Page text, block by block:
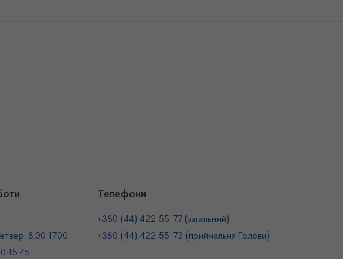
8.00-17.00
15.45
Телефони
+380 (44) 422-55-77 (загальний)
+380 (44) 422-55-73 (приймальня Голови)